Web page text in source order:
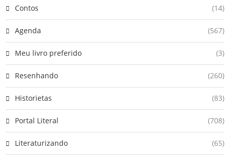
Contos (14)
Agenda (567)
Meu livro preferido (3)
Resenhando (260)
Historietas (83)
Portal Literal (708)
Literaturizando (65)